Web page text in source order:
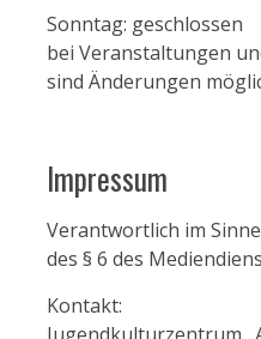
Sonntag: geschlossen
bei Veranstaltungen
sind Änderungen
Impressum
Verantwortlich im
des § 6 des
Kontakt: